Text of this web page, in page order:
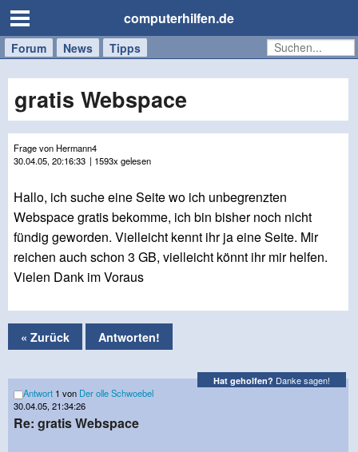
computerhilfen.de
Forum News Tipps
Handy
Tablet
Windows
Mac
gratis Webspace
Frage von Hermann4
30.04.05, 20:16:33 | 1593x gelesen
Hallo, ich suche eine Seite wo ich unbegrenzten
Webspace gratis bekomme, ich bin bisher noch nicht
fündig geworden. Vielleicht kennt ihr ja eine Seite. Mir
reichen auch schon 3 GB, vielleicht könnt ihr mir helfen.
Vielen Dank im Voraus
« Zurück Antworten!
Hat geholfen? Danke sagen!
Antwort 1 von Der olle Schwoebel
30.04.05, 21:34:26
Re: gratis Webspace